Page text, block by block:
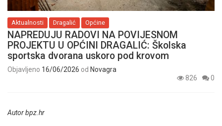
Aktualnosti Dragalić Općine
NAPREDUJU RADOVI NA POVIJESNOM
PROJEKTU U OPĆINI DRAGALIĆ: Školska
sportska dvorana uskoro pod krovom
Objavljeno 16/06/2026 od Novagra
826
0
Autor bpz.hr